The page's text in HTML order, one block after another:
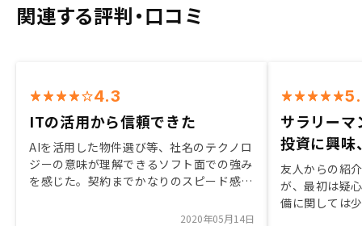
関連する評判・口コミ
4.3
ITの活用から信頼できた
AIを活用した物件選び等、社名のテクノロ
ジーの意味が理解できるソフト面での強み
を感じた。契約までかなりのスピード感を
隙を与えないといった感じだった2020年05月14日
サラリーマ
投資に興味
友人からの紹
が、最初は疑
備に関しては